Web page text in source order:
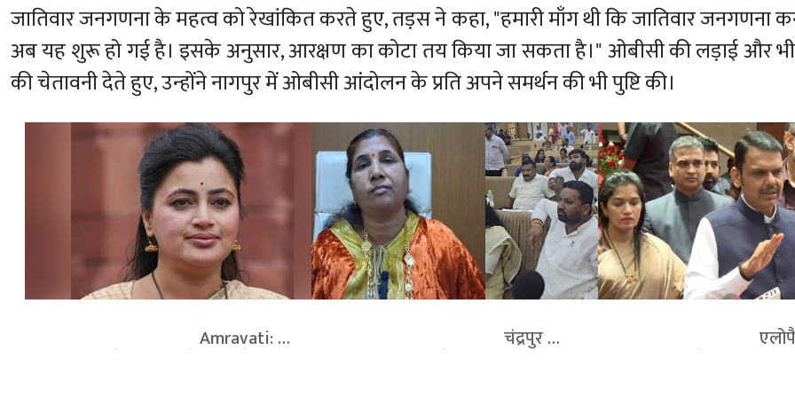
जातिवार जनगणना के महत्व को रेखांकित करते हुए, तड़स ने कहा, "हमारी माँग थी कि जातिवार जनगणना
अब यह शुरू हो गई है। इसके अनुसार, आरक्षण का कोटा तय किया जा सकता है।" ओबीसी की लड़ाई और भी
की चेतावनी देते हुए, उन्होंने नागपुर में ओबीसी आंदोलन के प्रति अपने समर्थन की भी पुष्टि की।
                                    Amravati:
                                    चंद्रपुर